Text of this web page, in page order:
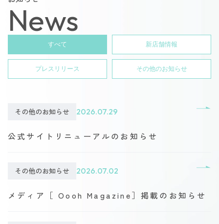
News
すべて 新店舗情報
プレスリリース その他のお知らせ
その他のお知らせ 2026.07.29
公式サイトリニューアルのお知らせ
その他のお知らせ 2026.07.02
メディア［ Oooh Magazine］掲載のお知らせ